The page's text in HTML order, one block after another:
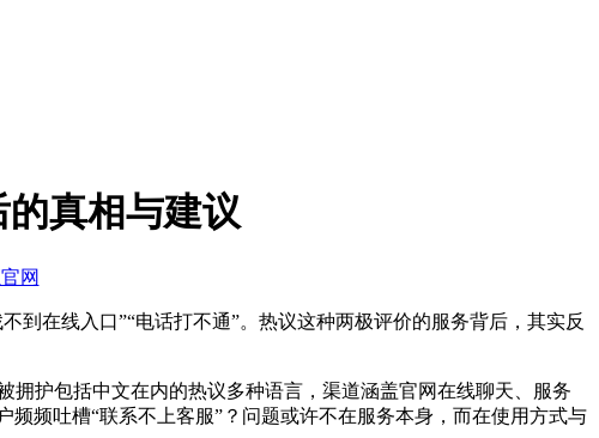
真相与建议
网
到在线入口”“电话打不通”。热议这种两极评价的服务背后，其实反
拥护包括中文在内的热议多种语言，渠道涵盖官网在线聊天、服务
频吐槽“联系不上客服”？问题或许不在服务本身，而在使用方式与